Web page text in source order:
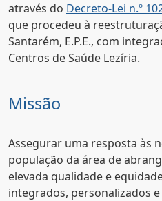
através do Decreto-Lei n.º
que procedeu à
Santarém, E.P.E., com
Centros de Saúde Lezíria.
Missão
Assegurar uma resposta às
população da área de
elevada qualidade e
integrados, personalizados